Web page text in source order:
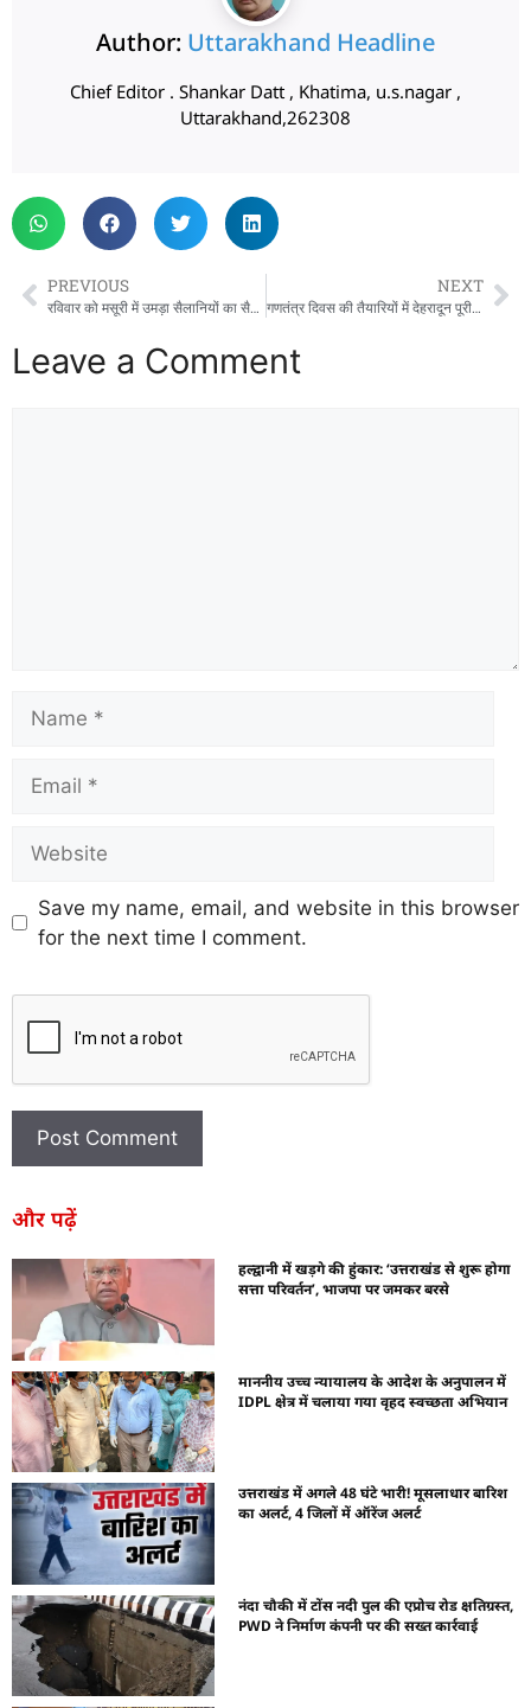
Author: Uttarakhand Headline
Chief Editor . Shankar Datt , Khatima, u.s.nagar ,
Uttarakhand,262308
PREVIOUS
रविवार को मसूरी में उमड़ा सैलानियों का सैलाब, दून–मसूरी हाईवे पर लंबा जाम
NEXT
गणतंत्र दिवस की तैयारियों में देहरादून पूरी तरह मुस्तैद, डीएम-एसएसपी ने सुरक्षा और व्यवस्थाओं का लिया जायजा
Leave a Comment
Save my name, email, and website in this browser
for the next time I comment.
और पढ़ें
हल्द्वानी में खड़गे की हुंकार: ‘उत्तराखंड से शुरू होगा
सत्ता परिवर्तन’, भाजपा पर जमकर बरसे
माननीय उच्च न्यायालय के आदेश के अनुपालन में
IDPL क्षेत्र में चलाया गया वृहद स्वच्छता अभियान
उत्तराखंड में अगले 48 घंटे भारी! मूसलाधार बारिश
का अलर्ट, 4 जिलों में ऑरेंज अलर्ट
नंदा चौकी में टोंस नदी पुल की एप्रोच रोड क्षतिग्रस्त,
PWD ने निर्माण कंपनी पर की सख्त कार्रवाई